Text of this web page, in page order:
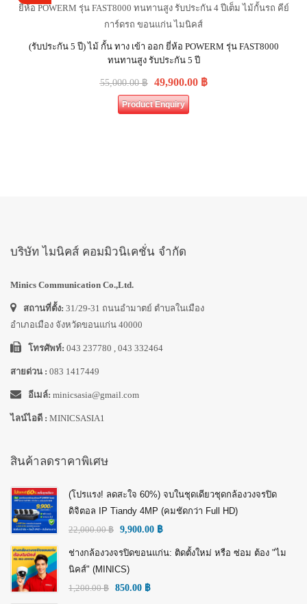
(รับประกัน 5 ปี) ไม้ กั้น ทาง เข้า ออก ยี่ห้อ POWERM รุ่น FAST8000
ทนทานสูง รับประกัน 5 ปี
55,000.00฿ 49,900.00 ฿
Product Enquiry
บริษัท ไมนิคส์ คอมมิวนิเคชั่น จำกัด
Minics Communication Co.,Ltd.
สถานที่ตั้ง: 31/29-31 ถนนอำมาตย์ ตำบลในเมือง
อำเภอเมือง จังหวัดขอนแก่น 40000
โทรศัพท์: 043 237780 , 043 332464
สายด่วน : 083 1417449
อีเมล์: minicsasia@gmail.com
ไลน์ไอดี : MINICSASIA1
สินค้าลดราคาพิเศษ
(โปรแรง! ลดสะใจ 60%) จบในชุดเดียวชุดกล้องวงจรปิด
ดิจิตอล IP Tiandy 4MP (คมชัดกว่า Full HD)
22,000.00฿ 9,900.00 ฿
ช่างกล้องวงจรปิดขอนแก่น: ติดตั้งใหม่ หรือ ซ่อม ต้อง "ไม
นิคส์" (MINICS)
1,200.00฿ 850.00 ฿